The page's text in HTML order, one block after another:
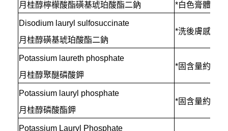
月桂醇檸檬酸酯磺基琥珀酸酯二鈉
*白色膏體
Disodium lauryl sulfosuccinate
月桂醇磺基琥珀酸酯二鈉
*洗後膚感好
Potassium laureth phosphate
月桂醇聚醚磷酸鉀
*固含量約
Potassium lauryl phosphate
月桂醇磷酸酯鉀
*固含量約
Potassium Lauryl Phosphate